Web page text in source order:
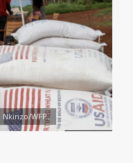
Nkinzo/WFP.